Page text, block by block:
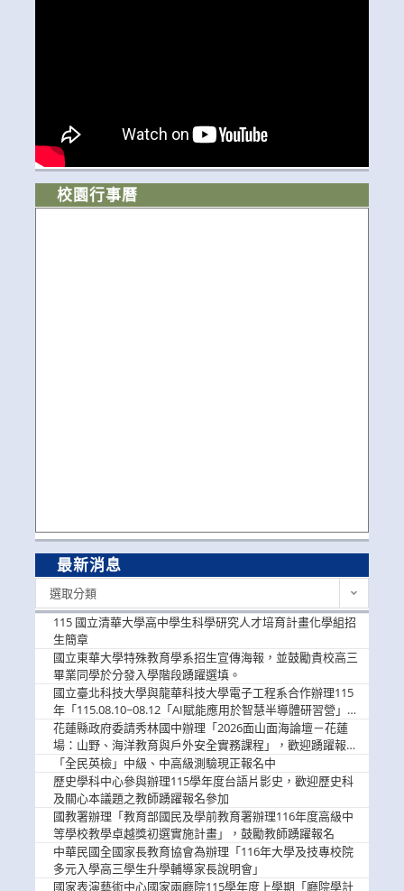
校園行事曆
最新消息
選取分類
115 國立清華大學高中學生科學研究人才培育計畫化學組招
生簡章
國立東華大學特殊教育學系招生宣傳海報，並鼓勵貴校高三
畢業同學於分發入學階段踴躍選填。
國立臺北科技大學與龍華科技大學電子工程系合作辦理115
年「115.08.10~08.12「AI賦能應用於智慧半導體研習營」，
歡迎學生踴躍報名參加
花蓮縣政府委請秀林國中辦理「2026面山面海論壇－花蓮
場：山野、海洋教育與戶外安全實務課程」，歡迎踴躍報名
參加
「全民英檢」中級、中高級測驗現正報名中
歷史學科中心參與辦理115學年度台語片影史，歡迎歷史科
及關心本議題之教師踴躍報名參加
國教署辦理「教育部國民及學前教育署辦理116年度高級中
等學校教學卓越獎初選實施計畫」，鼓勵教師踴躍報名
中華民國全國家長教育協會為辦理「116年大學及技專校院
多元入學高三學生升學輔導家長說明會」
國家表演藝術中心國家兩廳院115學年度上學期「廳院學計